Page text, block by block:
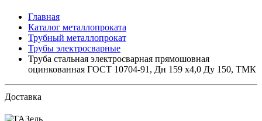
Главная
Каталог металлопроката
Трубный металлопрокат
Трубы электросварные
Труба стальная электросварная прямошовная
оцинкованная ГОСТ 10704-91, Дн 159 х4,0 Ду 150, ТМК
Доставка